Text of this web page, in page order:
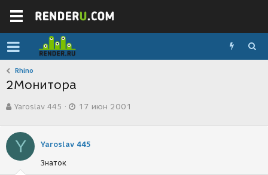
Rhino
2Монитора
в
о
р
е
Yaroslav 445
а
с
17 июн 2001
Y Yaroslav 445
Знаток